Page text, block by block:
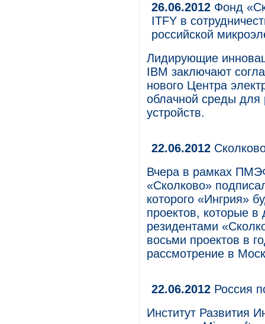
26.06.2012 Фонд
ITFY в
российской
Лидирующие
IBM заключают
нового Центра
облачной среды для
устройств.
22.06.2012
Вчера в рамках
«Сколково»
которого «Ингрия»
проектов, которые в
резидентами
восьми проектов в
рассмотрение в
22.06.2012 Россия
Институт Развития